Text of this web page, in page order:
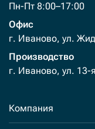
Пн-Пт 8:00–17:00
Офис
г. Иваново, ул.
Производство
г. Иваново, ул. 13-
Компания